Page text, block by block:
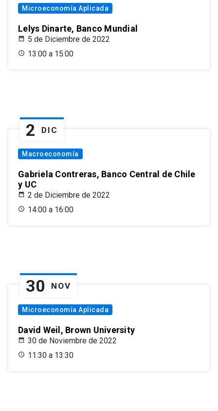
Microeconomía Aplicada
Lelys Dinarte, Banco Mundial
5 de Diciembre de 2022
13:00 a 15:00
2 DIC
Macroeconomía
Gabriela Contreras, Banco Central de Chile
y UC
2 de Diciembre de 2022
14:00 a 16:00
30 NOV
Microeconomía Aplicada
David Weil, Brown University
30 de Noviembre de 2022
11:30 a 13:30